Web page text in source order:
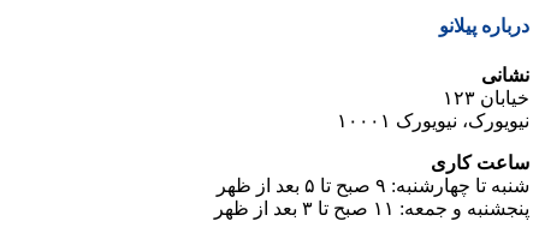
درباره پیلانو
نشانی
خیابان ۱۲۳
نیویورک، نیویورک ۱۰۰۰۱
ساعت کاری
شنبه تا چهارشنبه: ۹ صبح تا ۵ بعد از ظهر
پنجشنبه و جمعه: ۱۱ صبح تا ۳ بعد از ظهر